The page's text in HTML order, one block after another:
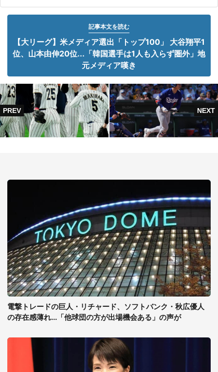
記事本文を読む
【大リーグ】米メディア選出「トップ100」 大谷翔平1
位、山本由伸20位...「韓国選手は1人も入らず圏外」地
元メディア嘆き
電撃トレードの巨人・リチャード、ソフトバンク・秋広優人
の存在感薄れ...「他球団の方が出場機会ある」の声が